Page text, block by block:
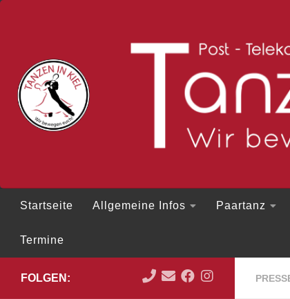
Startseite Allgemeine Infos Paartanz
Termine
FOLGEN: